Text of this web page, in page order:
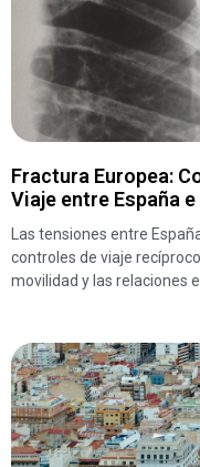
Fractura Europea:
Viaje entre España
Las tensiones entre
controles de viaje
movilidad y las relaciones